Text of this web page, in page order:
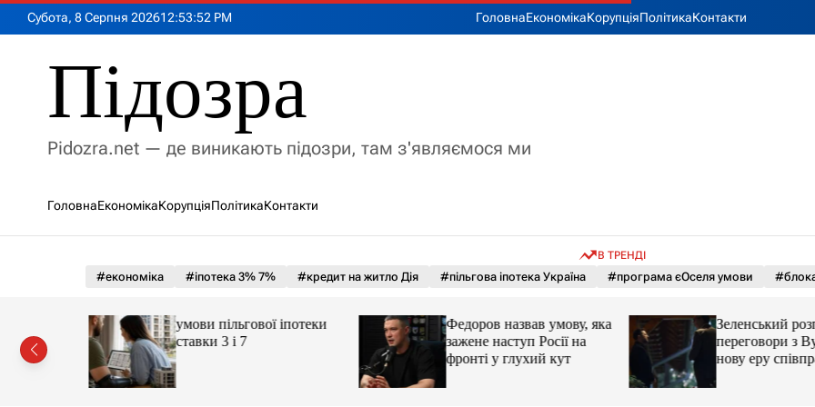
Субота, 8 Серпня 202612:53:54 PM ГоловнаЕкономікаКорупціяПолітикаКонтакти
Підозра
Pidozra.net — де виникають підозри, там з'являємося ми
ГоловнаЕкономікаКорупціяПолітикаКонтакти
В ТРЕНДІ
#економіка #іпотека 3% 7% #кредит на житло Дія #пільгова іпотека Україна #програма єОселя умови
умови пільгової іпотеки
ставки 3 і 7
Федоров назвав умову, яка
зажене наступ Росії на
фронті у глухий кут
Зеленський
переговори з
нову еру